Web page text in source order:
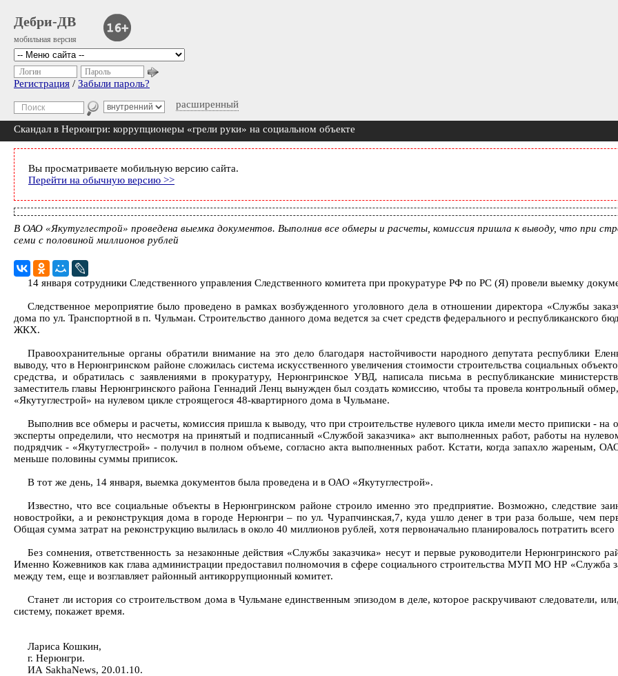
Дебри-ДВ
мобильная версия
расширенный
Логин Пароль
Регистрация / Забыли пароль?
Скандал в Нерюнгри: коррупционеры «грели руки» на социальном объекте
Вы просматриваете мобильную версию сайта.
Перейти на обычную версию >>
В ОАО «Якутуглестрой» проведена выемка документов. Выполнив все обмеры и расчеты, комиссия пришла к выводу, что при
семи с половиной миллионов рублей
14 января сотрудники Следственного управления Следственного комитета при прокуратуре РФ по РС (Я) провели выемку
Следственное мероприятие было проведено в рамках возбужденного уголовного дела в отношении директора «Службы
дома по ул. Транспортной в п. Чульман. Строительство данного дома ведется за счет средств федерального и
ЖКХ.
Правоохранительные органы обратили внимание на это дело благодаря настойчивости народного депутата республики
выводу, что в Нерюнгринском районе сложилась система искусственного увеличения стоимости строительства социальных
средства, и обратилась с заявлениями в прокуратуру, Нерюнгринское УВД, написала письма в республиканские
заместитель главы Нерюнгринского района Геннадий Ленц вынужден был создать комиссию, чтобы та провела контрольный
«Якутуглестрой» на нулевом цикле строящегося 48-квартирного дома в Чульмане.
Выполнив все обмеры и расчеты, комиссия пришла к выводу, что при строительстве нулевого цикла имели место приписки -
эксперты определили, что несмотря на принятый и подписанный «Службой заказчика» акт выполненных работ, работы на
подрядчик - «Якутуглестрой» - получил в полном объеме, согласно акта выполненных работ. Кстати, когда запахло жареным,
меньше половины суммы приписок.
В тот же день, 14 января, выемка документов была проведена и в ОАО «Якутуглестрой».
Известно, что все социальные объекты в Нерюнгринском районе строило именно это предприятие. Возможно, следствие
новостройки, а и реконструкция дома в городе Нерюнгри – по ул. Чурапчинская,7, куда ушло денег в три раза больше, чем
Общая сумма затрат на реконструкцию вылилась в около 40 миллионов рублей, хотя первоначально планировалось потратить
Без сомнения, ответственность за незаконные действия «Службы заказчика» несут и первые руководители Нерюнгринского
Именно Кожевников как глава администрации предоставил полномочия в сфере социального строительства МУП МО НР «Служба
между тем, еще и возглавляет районный антикоррупционный комитет.
Станет ли история со строительством дома в Чульмане единственным эпизодом в деле, которое раскручивают следователи,
систему, покажет время.
Лариса Кошкин,
г. Нерюнгри.
ИА SakhaNews, 20.01.10.